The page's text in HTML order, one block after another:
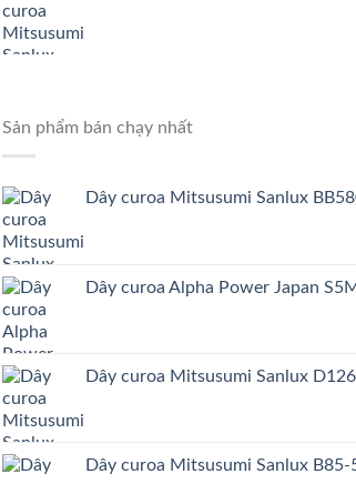
Sản phẩm bán chạy nhất
Dây curoa Mitsusumi Sanlux
Dây curoa Alpha Power Japan
Dây curoa Mitsusumi Sanlux D126
Dây curoa Mitsusumi Sanlux B85-